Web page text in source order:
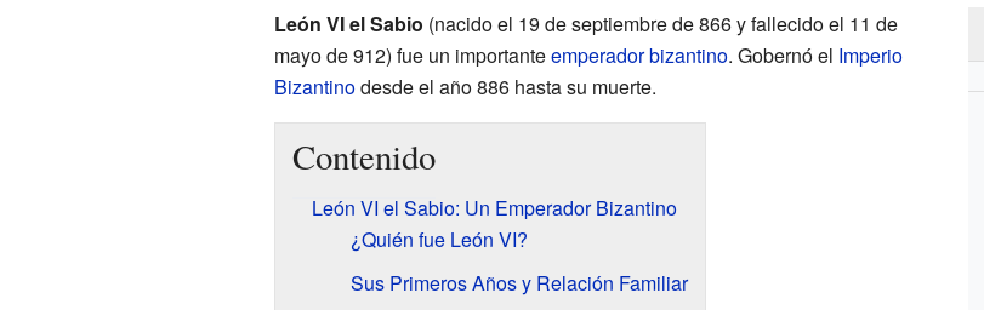
León VI el Sabio (nacido el 19 de septiembre de 866 y fallecido el 11 de
mayo de 912) fue un importanteemperador bizantino. Gobernó el Imperio
Bizantinodesde el año 886 hasta su muerte.
Contenido
León VI el Sabio: Un Emperador Bizantino
¿Quién fue León VI?
Sus Primeros Años y Relación Familiar